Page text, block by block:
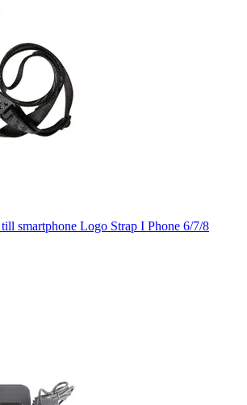
smartphone Logo Strap I Phone 6/7/8